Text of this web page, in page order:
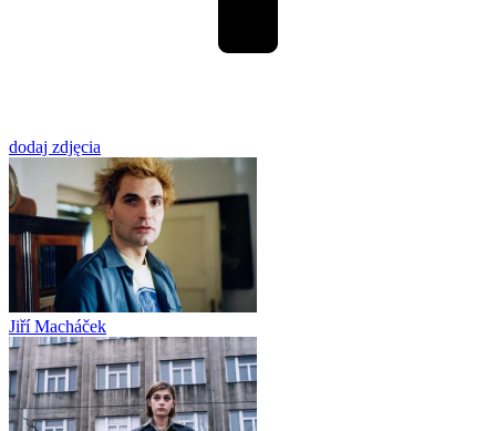
dodaj zdjęcia
Jiří Macháček